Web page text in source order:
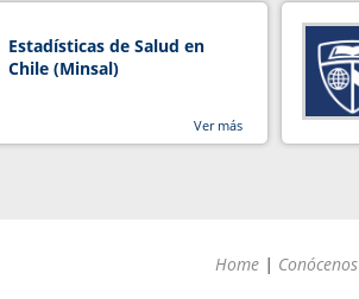
Estadísticas de Salud en
Chile (Minsal)
Ver más
Home | Conócenos